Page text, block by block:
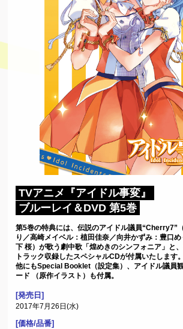
TVアニメ『アイドル事変』
ブルーレイ＆DVD 第5巻
第5巻の特典には、伝説のアイドル議員“Cherry7”
り／高崎メイベル：植田佳奈／向井かずみ：豊口
下 桜）が歌う劇中歌「煌めきのシンフォニア」と
トラック収録したスペシャルCDが付属いたします。
他にもSpecial Booklet（設定集）、アイドル議員
ード （原作イラスト）も付属。
[発売日]
2017年7月26日(水)
[価格/品番]